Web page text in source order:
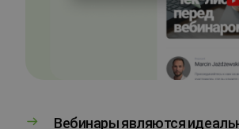
Вебинары являются